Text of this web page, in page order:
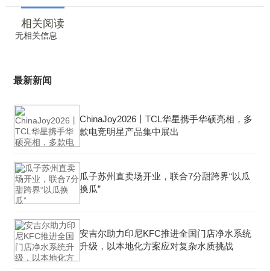
相关阅读
无相关信息
最新新闻
ChinaJoy2026丨TCL华星携手华硕亮相，多
款电竞明星产品集中展出
瓜子苏州直卖场开业，联合7分甜跨界“以瓜
换瓜”
安吉尔助力印尼KFC推进全国门店净水系统
升级，以本地化方案应对复杂水质挑战